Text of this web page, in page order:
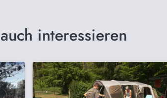
interessieren